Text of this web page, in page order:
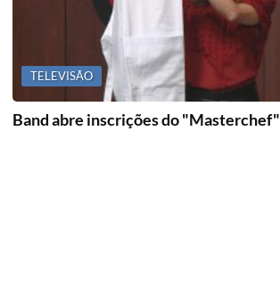
TELEVISÃO
Band abre inscrições do "Masterchef"